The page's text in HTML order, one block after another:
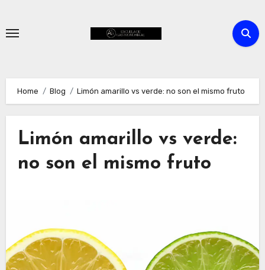
content
Home Blog Limón amarillo vs verde: no son el mismo fruto
Limón amarillo vs verde:
no son el mismo fruto